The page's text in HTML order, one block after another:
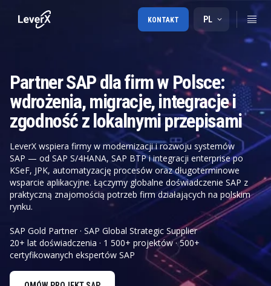
PL
KONTAKT
Partner SAP dla firm w Polsce:
wdrożenia, migracje, integracje i
zgodność z lokalnymi przepisami
LeverX wspiera firmy w modernizacji i rozwoju systemów
SAP — od SAP S/4HANA, SAP BTP i integracji enterprise po
KSeF, JPK, automatyzację procesów oraz długoterminowe
wsparcie aplikacyjne. Łączymy globalne doświadczenie SAP z
praktyczną znajomością potrzeb firm działających na polskim
rynku.
SAP Gold Partner · SAP Global Strategic Supplier
20+ lat doświadczenia · 1 500+ projektów · 500+
certyfikowanych ekspertów SAP